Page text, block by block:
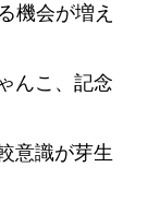
機会が増え
んこ、記念
意識が芽生